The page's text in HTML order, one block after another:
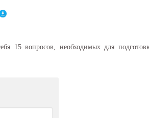
15 вопросов, необходимых для